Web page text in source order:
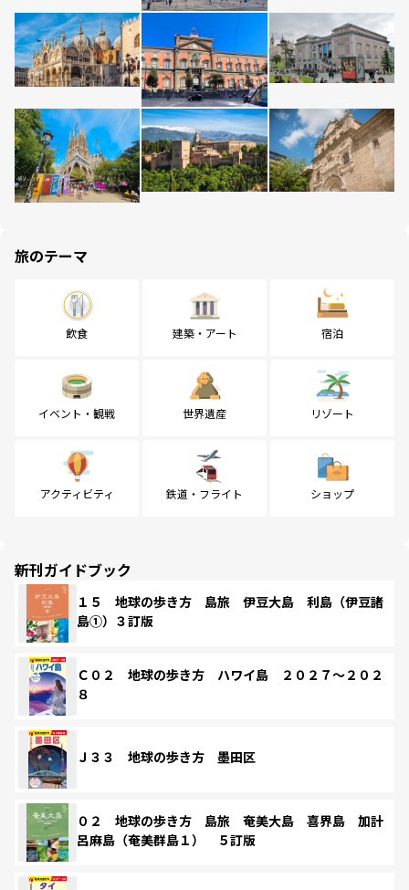
旅のテーマ
飲食 建築・アート 宿泊
イベント・観戦 世界遺産 リゾート
アクティビティ 鉄道・フライト ショップ
新刊ガイドブック
１５ 地球の歩き方 島旅 伊豆大島 利島（伊豆諸
島①）３訂版
Ｃ０２ 地球の歩き方 ハワイ島 ２０２７～２０２
８
Ｊ３３ 地球の歩き方 墨田区
０２ 地球の歩き方 島旅 奄美大島 喜界島 加計
呂麻島（奄美群島１） ５訂版